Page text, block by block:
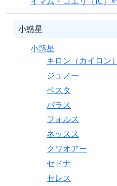
小惑星
小惑星
キロン（カイロン）
ジュノー
ベスタ
パラス
フォルス
ネッスス
クワオアー
セドナ
セレス